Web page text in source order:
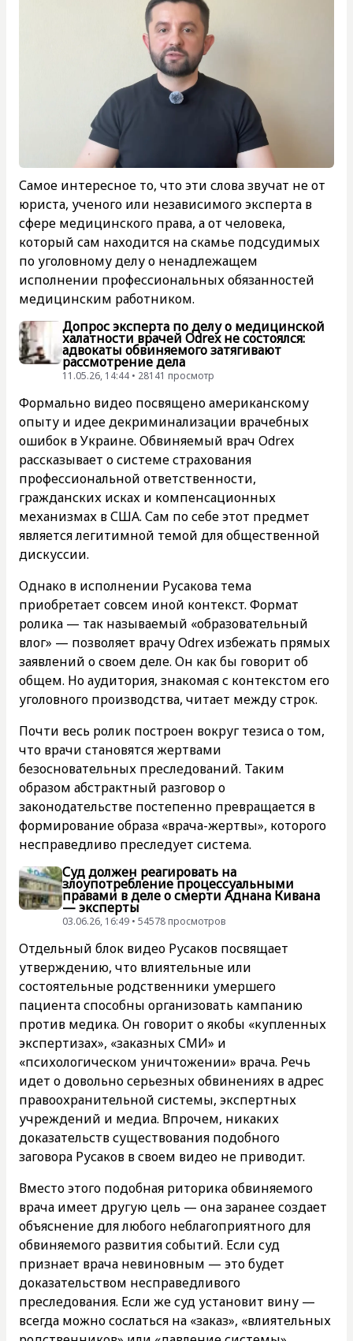
Самое интересное то, что эти слова звучат не от
юриста, ученого или независимого эксперта в
сфере медицинского права, а от человека,
который сам находится на скамье подсудимых
по уголовному делу о ненадлежащем
исполнении профессиональных обязанностей
медицинским работником.
Допрос эксперта по делу о медицинской
халатности врачей Odrex не состоялся:
адвокаты обвиняемого затягивают
рассмотрение дела
11.05.26, 14:44 • 28141 просмотр
Формально видео посвящено американскому
опыту и идее декриминализации врачебных
ошибок в Украине. Обвиняемый врач Odrex
рассказывает о системе страхования
профессиональной ответственности,
гражданских исках и компенсационных
механизмах в США. Сам по себе этот предмет
является легитимной темой для общественной
дискуссии.
Однако в исполнении Русакова тема
приобретает совсем иной контекст. Формат
ролика — так называемый «образовательный
влог» — позволяет врачу Odrex избежать прямых
заявлений о своем деле. Он как бы говорит об
общем. Но аудитория, знакомая с контекстом его
уголовного производства, читает между строк.
Почти весь ролик построен вокруг тезиса о том,
что врачи становятся жертвами
безосновательных преследований. Таким
образом абстрактный разговор о
законодательстве постепенно превращается в
формирование образа «врача-жертвы», которого
несправедливо преследует система.
Суд должен реагировать на
злоупотребление процессуальными
правами в деле о смерти Аднана Кивана
— эксперты
03.06.26, 16:49 • 54578 просмотров
Отдельный блок видео Русаков посвящает
утверждению, что влиятельные или
состоятельные родственники умершего
пациента способны организовать кампанию
против медика. Он говорит о якобы «купленных
экспертизах», «заказных СМИ» и
«психологическом уничтожении» врача. Речь
идет о довольно серьезных обвинениях в адрес
правоохранительной системы, экспертных
учреждений и медиа. Впрочем, никаких
доказательств существования подобного
заговора Русаков в своем видео не приводит.
Вместо этого подобная риторика обвиняемого
врача имеет другую цель — она заранее создает
объяснение для любого неблагоприятного для
обвиняемого развития событий. Если суд
признает врача невиновным — это будет
доказательством несправедливого
преследования. Если же суд установит вину —
всегда можно сослаться на «заказ», «влиятельных